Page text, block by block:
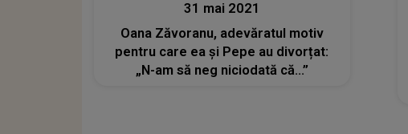
31 mai 2021
Oana Zăvoranu, adevăratul motiv
pentru care ea și Pepe au divorțat:
„N-am să neg niciodată că...”